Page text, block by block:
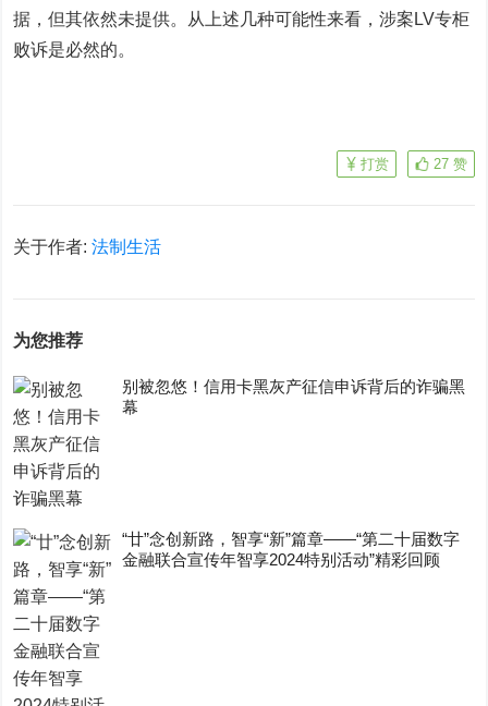
据，但其依然未提供。从上述几种可能性来看，涉案LV专柜
败诉是必然的。
27 赞
打赏
关于作者:法制生活
为您推荐
别被忽悠！信用卡黑灰产征信申诉背后的诈骗黑
幕
“廿”念创新路，智享“新”篇章——“第二十届数字
金融联合宣传年智享2024特别活动”精彩回顾